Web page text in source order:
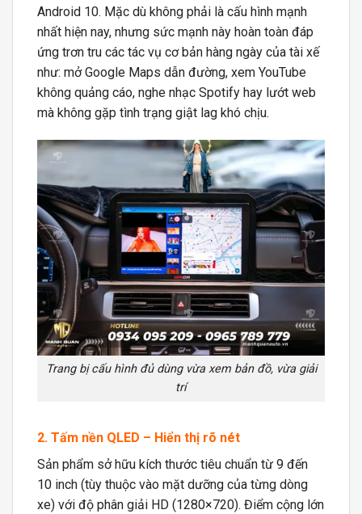
Android 10. Mặc dù không phải là cấu hình mạnh
nhất hiện nay, nhưng sức mạnh này hoàn toàn đáp
ứng trơn tru các tác vụ cơ bản hàng ngày của tài xế
như: mở Google Maps dẫn đường, xem YouTube
không quảng cáo, nghe nhạc Spotify hay lướt web
mà không gặp tình trạng giật lag khó chịu.
Trang bị cấu hình đủ dùng vừa xem bản đồ, vừa giải
trí
2. Tấm nền QLED – Hiển thị rõ nét
Sản phẩm sở hữu kích thước tiêu chuẩn từ 9 đến
10 inch (tùy thuộc vào mặt dưỡng của từng dòng
xe) với độ phân giải HD (1280×720). Điểm cộng lớn